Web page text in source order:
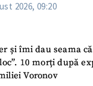
2026, 09:20
și îmi dau seama
10 morți după
Voronov